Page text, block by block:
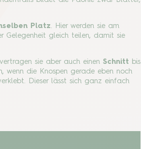
Platz. Hier werden sie am
Gelegenheit gleich teilen, damit sie
sie aber auch einen Schnitt bis
wenn die Knospen gerade eben noch
Dieser lässt sich ganz einfach